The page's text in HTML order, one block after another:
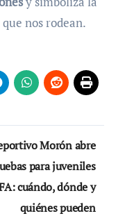
nos rodean.
Morón abre
para juveniles
cuándo, dónde y
quiénes pueden